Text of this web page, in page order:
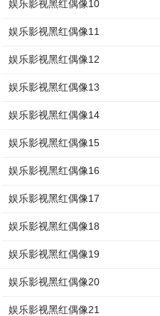
娱乐影视黑红偶像10
娱乐影视黑红偶像11
娱乐影视黑红偶像12
娱乐影视黑红偶像13
娱乐影视黑红偶像14
娱乐影视黑红偶像15
娱乐影视黑红偶像16
娱乐影视黑红偶像17
娱乐影视黑红偶像18
娱乐影视黑红偶像19
娱乐影视黑红偶像20
娱乐影视黑红偶像21